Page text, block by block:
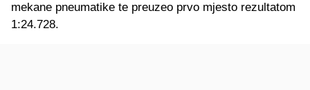
mekane pneumatike te preuzeo prvo mjesto rezultatom
1:24.728.